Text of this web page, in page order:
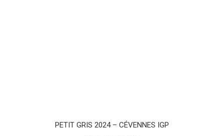
PETIT GRIS 2024 – CÉVENNES IGP